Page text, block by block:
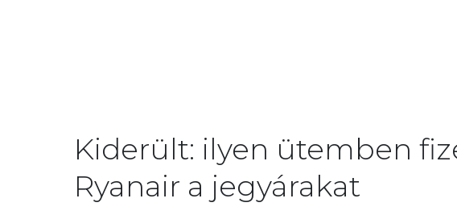
Kiderült: ilyen ütemben
Ryanair a jegyárakat